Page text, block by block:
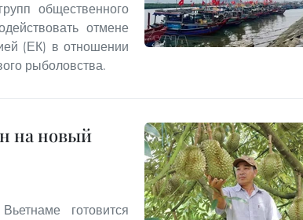
общественного
отмене
(ЕК) в отношении
рыболовства.
на новый
готовится